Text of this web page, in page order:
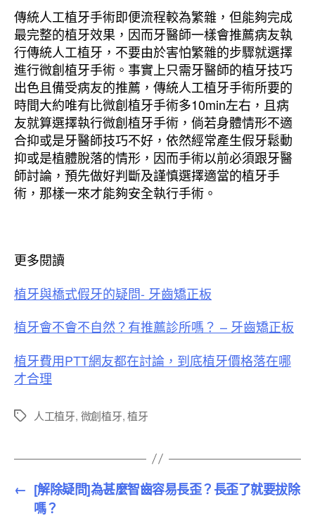
傳統人工植牙手術即便流程較為繁雜，但能夠完成
最完整的植牙效果，因而牙醫師一樣會推薦病友執
行傳統人工植牙，不要由於害怕繁雜的步驟就選擇
進行微創植牙手術。事實上只需牙醫師的植牙技巧
出色且備受病友的推薦，傳統人工植牙手術所要的
時間大約唯有比微創植牙手術多10min左右，且病
友就算選擇執行微創植牙手術，倘若身體情形不適
合抑或是牙醫師技巧不好，依然經常產生假牙鬆動
抑或是植體脫落的情形，因而手術以前必須跟牙醫
師討論，預先做好判斷及謹慎選擇適當的植牙手
術，那樣一來才能夠安全執行手術。
更多閱讀
植牙與橋式假牙的疑問- 牙齒矯正板
植牙會不會不自然？有推薦診所嗎？ – 牙齒矯正板
植牙費用PTT網友都在討論，到底植牙價格落在哪
才合理
標
人工植牙, 微創植牙,植牙
← [解除疑問]為甚麼智齒容易長歪？長歪了就要拔除
嗎？